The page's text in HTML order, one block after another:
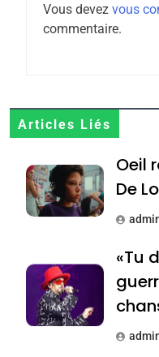
Vous devez vous
commentaire.
Articles Liés
Oeil
De
«Tu
6
7